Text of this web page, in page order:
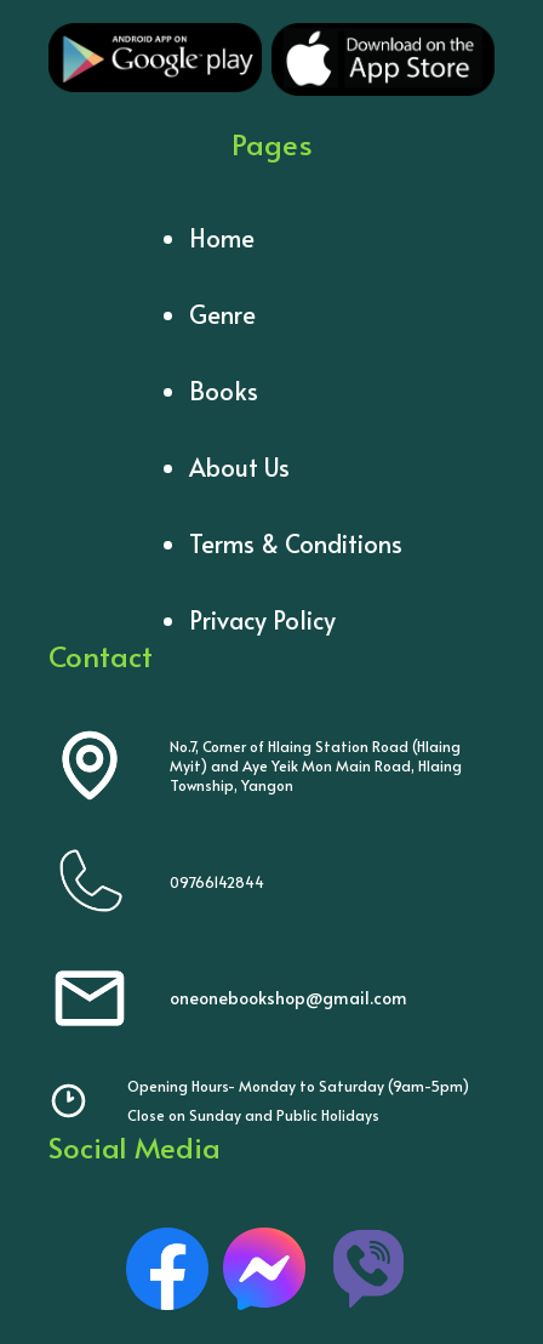
Pages
Home
Genre
Books
About Us
Terms & Conditions
Privacy Policy
Contact
No.7, Corner of Hlaing Station Road (Hlaing
Myit) and Aye Yeik Mon Main Road, Hlaing
Township, Yangon
09766142844
oneonebookshop@gmail.com
Opening Hours- Monday to Saturday (9am-5pm)
Close on Sunday and Public Holidays
Social Media